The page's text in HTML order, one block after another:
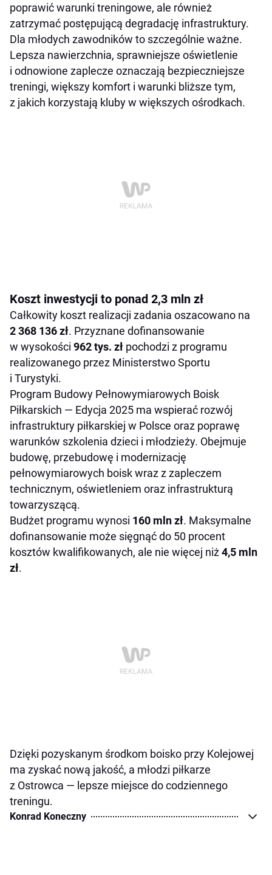
poprawić warunki treningowe, ale również
zatrzymać postępującą degradację infrastruktury.
Dla młodych zawodników to szczególnie ważne.
Lepsza nawierzchnia, sprawniejsze oświetlenie
i odnowione zaplecze oznaczają bezpieczniejsze
treningi, większy komfort i warunki bliższe tym,
z jakich korzystają kluby w większych ośrodkach.
Koszt inwestycji to ponad 2,3 mln zł
Całkowity koszt realizacji zadania oszacowano na
2 368 136 zł. Przyznane dofinansowanie
w wysokości 962 tys. zł pochodzi z programu
realizowanego przez Ministerstwo Sportu
i Turystyki.
Program Budowy Pełnowymiarowych Boisk
Piłkarskich — Edycja 2025 ma wspierać rozwój
infrastruktury piłkarskiej w Polsce oraz poprawę
warunków szkolenia dzieci i młodzieży. Obejmuje
budowę, przebudowę i modernizację
pełnowymiarowych boisk wraz z zapleczem
technicznym, oświetleniem oraz infrastrukturą
towarzyszącą.
Budżet programu wynosi 160 mln zł. Maksymalne
dofinansowanie może sięgnąć do 50 procent
kosztów kwalifikowanych, ale nie więcej niż4,5 mln
zł.
Dzięki pozyskanym środkom boisko przy Kolejowej
ma zyskać nową jakość, a młodzi piłkarze
z Ostrowca — lepsze miejsce do codziennego
treningu.
Konrad Koneczny